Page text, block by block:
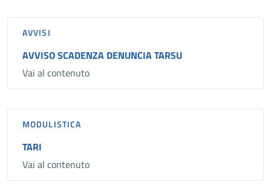
AVVISI
AVVISO SCADENZA DENUNCIA TARSU
Vai al contenuto
MODULISTICA
TARI
Vai al contenuto